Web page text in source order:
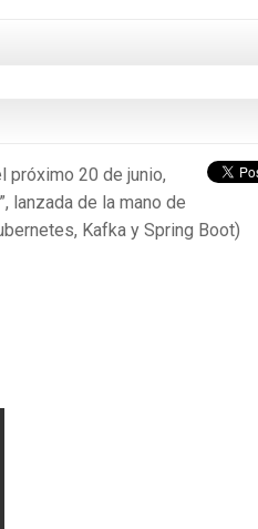
próximo 20 de junio,
lanzada de la mano de
Kafka y Spring Boot)